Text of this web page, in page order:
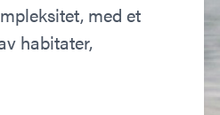
med et
habitater,